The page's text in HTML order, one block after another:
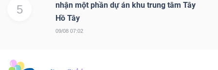
5
nhận một phần dự án khu trung tâm Tây
Hồ Tây
09/08 07:02